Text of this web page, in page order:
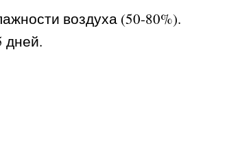
воздуха (50-80%).
дней.